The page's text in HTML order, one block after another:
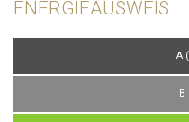
ENERGIEAUSWEIS
A
B